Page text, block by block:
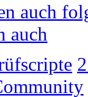
auch
auch